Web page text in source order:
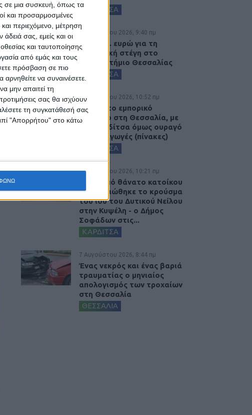
σε μια συσκευή, όπως τα
και προσαρμοσμένες
περιεχόμενο, μέτρηση
άδειά σας, εμείς και οι
και ταυτοποίησης
από εμάς και τους
πρόσβαση σε πιο
αρνηθείτε να συναινέσετε.
μην απαιτεί τη
σας θα ισχύουν
τη συγκατάθεσή σας
"Απορρήτου" στο κάτω
ΚΑΡΔΙΤΣΑ
8 Αυγούστου 2026, 9:40 πμ
2,3 εκατ. ευρώ για τη
φοιτητική στέγη στο
Πανεπιστήμιο Θεσσαλίας
ΚΑΡΔΙΤΣΑ
7 Αυγούστου 2026, 10:52 πμ
Θετικό το εμπορικό
ισοζύγιο στη Θεσσαλία, με
την Καρδίτσα όμως ουραγό
στις εξαγωγές (πίνακες)
ΚΑΡΔΙΤΣΑ
7 Αυγούστου 2026, 10:21 πμ
Μετά από θάνατο κατοίκου
επιβεβαιώθηκε το κρούσμα
του ιού του Δυτικού Νείλου
στην Κυψέλη - ο Δήμος
Σοφάδων στις...
ΚΑΡΔΙΤΣΑ
7 Αυγούστου 2026, 8:44 πμ
Ένας νεκρός και ένας βαριά
τραυματίας ο μηνιαίος
απολογισμός των τροχαίων
στη Θεσσαλία
ΘΕΣΣΑΛΙΑ